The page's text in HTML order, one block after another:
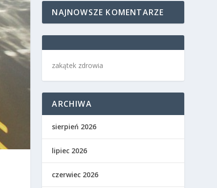
NAJNOWSZE KOMENTARZE
zakątek zdrowia
ARCHIWA
sierpień 2026
lipiec 2026
czerwiec 2026